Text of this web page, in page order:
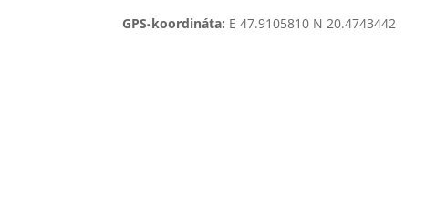
GPS-koordináta: E 47.9105810 N 20.4743442